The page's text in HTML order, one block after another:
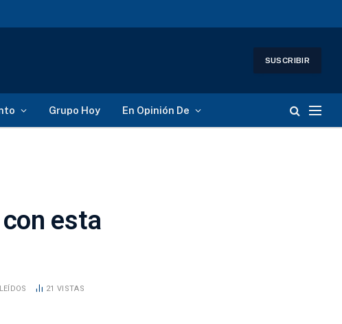
SUSCRIBIR
Grupo Hoy En Opinión De
esta
21VISTAS